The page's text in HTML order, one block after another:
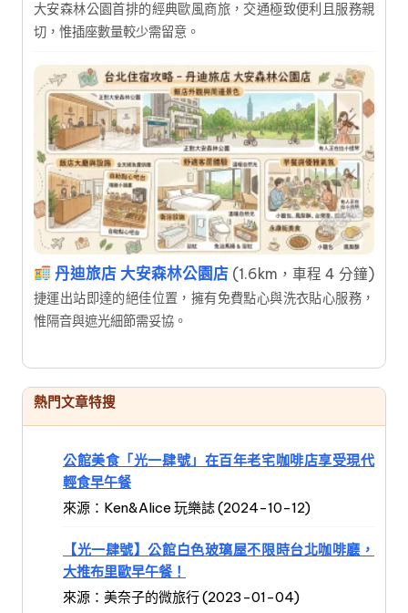
大安森林公園首排的經典歐風商旅，交通極致便利且服務親
切，惟插座數量較少需留意。
丹迪旅店 大安森林公園店 (1.6km，車程 4 分鐘)
捷運出站即達的絕佳位置，擁有免費點心與洗衣貼心服務，
惟隔音與遮光細節需妥協。
熱門文章特搜
公館美食「光一肆號」在百年老宅咖啡店享受現代
輕食早午餐
來源：Ken&Alice 玩樂誌 (2024-10-12)
【光一肆號】公館白色玻璃屋不限時台北咖啡廳，
大推布里歐早午餐！
來源：美奈子的微旅行 (2023-01-04)